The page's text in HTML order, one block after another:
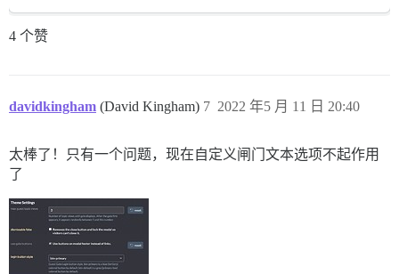
4 个赞
davidkingham (David Kingham) 2022 年5 月 11 日 20:40
7
太棒了！只有一个问题，现在自定义闸门文本选项不起作用
了